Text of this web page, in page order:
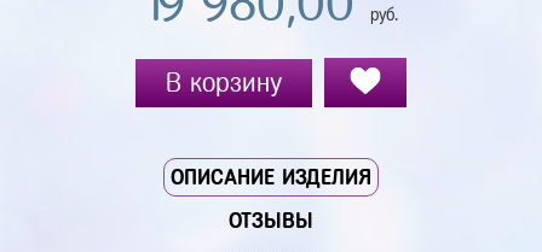
руб.
В корзину
ОПИСАНИЕ ИЗДЕЛИЯ
ОТЗЫВЫ